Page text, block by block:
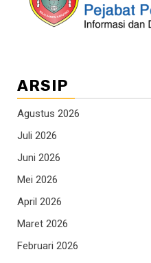
ARSIP
Agustus 2026
Juli 2026
Juni 2026
Mei 2026
April 2026
Maret 2026
Februari 2026